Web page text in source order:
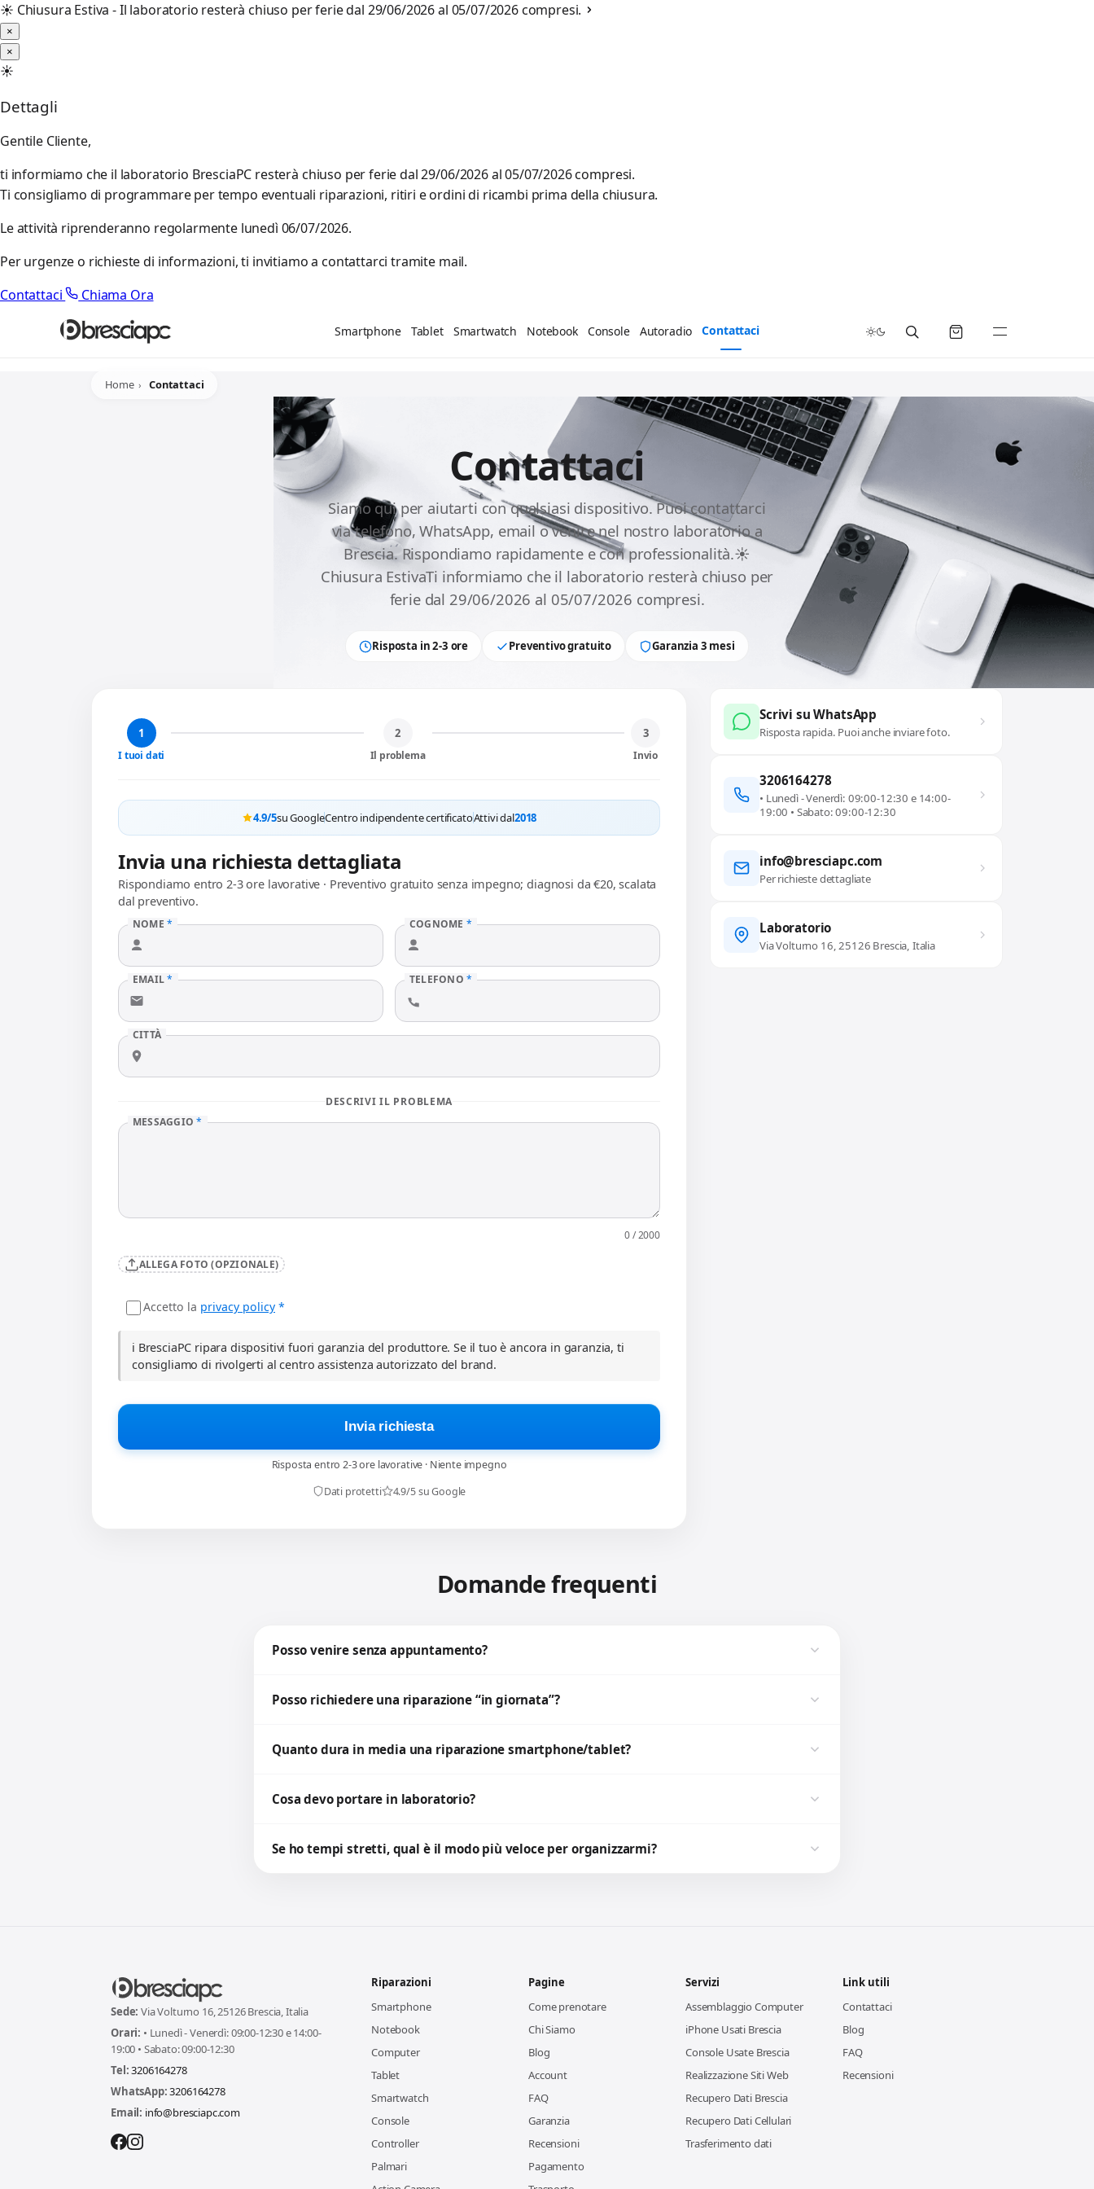
☀️ Chiusura Estiva - Il laboratorio resterà chiuso per ferie dal 29/06/2026 al 05/07/2026 compresi.
×
×
☀️
Dettagli
Gentile Cliente,
ti informiamo che il laboratorio BresciaPC resterà chiuso per ferie dal 29/06/2026 al 05/07/2026 compresi.
Ti consigliamo di programmare per tempo eventuali riparazioni, ritiri e ordini di ricambi prima della chiusura.
Le attività riprenderanno regolarmente lunedì 06/07/2026.
Per urgenze o richieste di informazioni, ti invitiamo a contattarci tramite mail.
Contattaci
Chiama Ora
Smartphone Tablet Smartwatch Notebook Console Autoradio Contattaci
Home Contattaci
Contattaci
Siamo qui per aiutarti con qualsiasi dispositivo. Puoi contattarci
via telefono, WhatsApp, email o venire nel nostro laboratorio a
Brescia. Rispondiamo rapidamente e con professionalità.☀️
Chiusura EstivaTi informiamo che il laboratorio resterà chiuso per
ferie dal 29/06/2026 al 05/07/2026 compresi.
Risposta in 2-3 ore Preventivo gratuito Garanzia 3 mesi
1
I tuoi dati
2
Il problema
3
Invio
4.9/5su GoogleCentro indipendente certificatoAttivi dal2018
Invia una richiesta dettagliata
Rispondiamo entro 2-3 ore lavorative · Preventivo gratuito senza impegno; diagnosi da €20, scalata
dal preventivo.
NOME* COGNOME *
EMAIL* TELEFONO*
CITTÀ
DESCRIVI IL PROBLEMA
MESSAGGIO*
0 / 2000
ALLEGA FOTO (OPZIONALE)
Accetto la privacy policy *
ℹ️ BresciaPC ripara dispositivi fuori garanzia del produttore. Se il tuo è ancora in garanzia, ti
consigliamo di rivolgerti al centro assistenza autorizzato del brand.
Invia richiesta
Risposta entro 2-3 ore lavorative · Niente impegno
Dati protetti
4.9/5 su Google
Scrivi su WhatsApp
Risposta rapida. Puoi anche inviare foto.
3206164278
• Lunedì - Venerdì: 09:00-12:30 e 14:00-
19:00 • Sabato: 09:00-12:30
info@bresciapc.com
Per richieste dettagliate
Laboratorio
Via Volturno 16, 25126 Brescia, Italia
Domande frequenti
Posso venire senza appuntamento?
Posso richiedere una riparazione “in giornata”?
Quanto dura in media una riparazione smartphone/tablet?
Cosa devo portare in laboratorio?
Se ho tempi stretti, qual è il modo più veloce per organizzarmi?
Sede: Via Volturno 16, 25126 Brescia, Italia
Orari: • Lunedì - Venerdì: 09:00-12:30 e 14:00-
19:00 • Sabato: 09:00-12:30
Tel:3206164278
WhatsApp:3206164278
Email: info@bresciapc.com
Riparazioni
Smartphone
Notebook
Computer
Tablet
Smartwatch
Console
Controller
Palmari
Pagine
Come prenotare
Chi Siamo
Blog
Account
FAQ
Garanzia
Recensioni
Pagamento
Servizi
Assemblaggio Computer
iPhone Usati Brescia
Console Usate Brescia
Realizzazione Siti Web
Recupero Dati Brescia
Recupero Dati Cellulari
Trasferimento dati
Link utili
Contattaci
Blog
FAQ
Recensioni